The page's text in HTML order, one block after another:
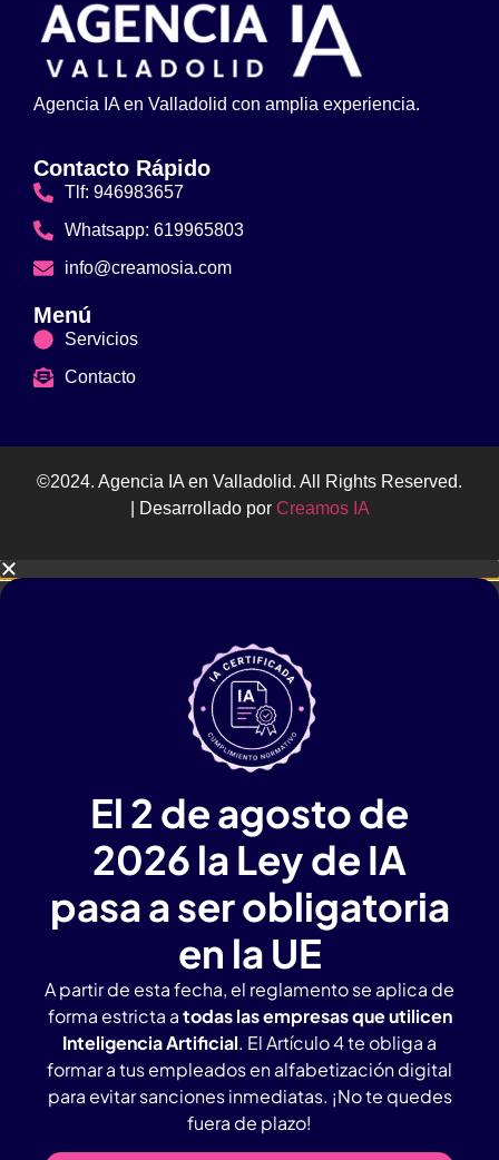
Agencia IA en Valladolid con amplia experiencia.
Contacto Rápido
Tlf: 946983657
Whatsapp: 619965803
info@creamosia.com
Menú
Servicios
Contacto
©2024. Agencia IA en Valladolid. All Rights Reserved.
| Desarrollado por Creamos IA
El 2 de agosto de
2026 la Ley de IA
pasa a ser obligatoria
en la UE
A partir de esta fecha, el reglamento se aplica de
forma estricta atodas las empresas que utilicen
Inteligencia Artificial. El Artículo 4 te obliga a
formar a tus empleados en alfabetización digital
para evitar sanciones inmediatas. ¡No te quedes
fuera de plazo!